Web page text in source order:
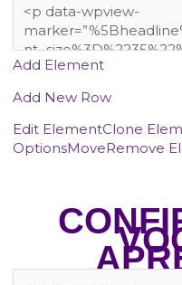
Add Element
Add New Row
Edit ElementClone
OptionsMoveRemove